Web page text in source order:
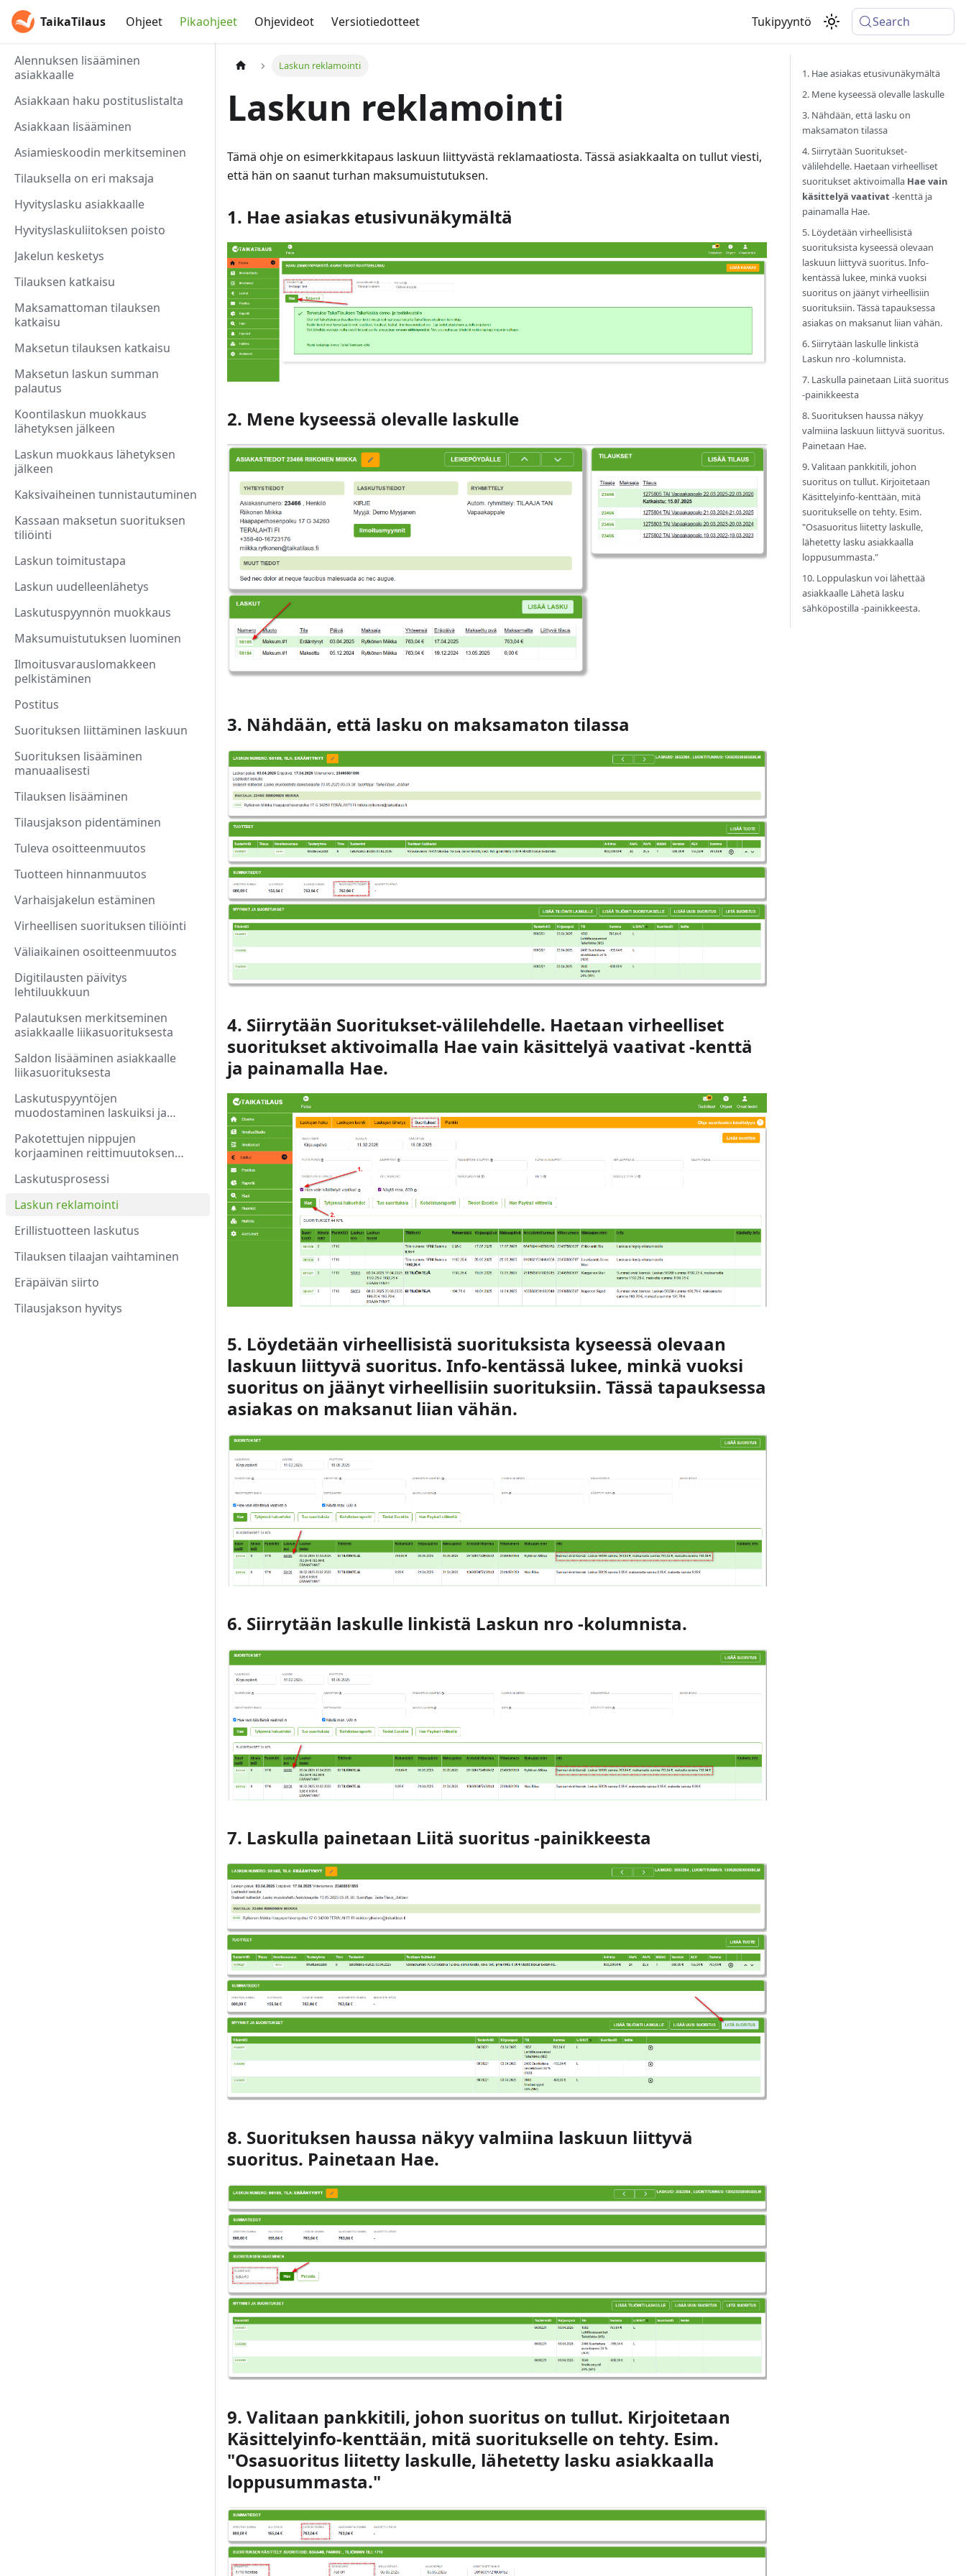
TaikaTilaus Ohjeet Pikaohjeet Ohjevideot Versiotiedotteet Tukipyyntö Search
Alennuksen lisääminen
asiakkaalle
Asiakkaan haku postituslistalta
Asiakkaan lisääminen
Asiamieskoodin merkitseminen
Tilauksella on eri maksaja
Hyvityslasku asiakkaalle
Hyvityslaskuliitoksen poisto
Jakelun kesketys
Tilauksen katkaisu
Maksamattoman tilauksen
katkaisu
Maksetun tilauksen katkaisu
Maksetun laskun summan
palautus
Koontilaskun muokkaus
lähetyksen jälkeen
Laskun muokkaus lähetyksen
jälkeen
Kaksivaiheinen tunnistautuminen
Kassaan maksetun suorituksen
tiliöinti
Laskun toimitustapa
Laskun uudelleenlähetys
Laskutuspyynnön muokkaus
Maksumuistutuksen luominen
Ilmoitusvarauslomakkeen
pelkistäminen
Postitus
Suorituksen liittäminen laskuun
Suorituksen lisääminen
manuaalisesti
Tilauksen lisääminen
Tilausjakson pidentäminen
Tuleva osoitteenmuutos
Tuotteen hinnanmuutos
Varhaisjakelun estäminen
Virheellisen suorituksen tiliöinti
Väliaikainen osoitteenmuutos
Digitilausten päivitys
lehtiluukkuun
Palautuksen merkitseminen
asiakkaalle liikasuorituksesta
Saldon lisääminen asiakkaalle
liikasuorituksesta
Laskutuspyyntöjen
muodostaminen laskuiksi ja
Pakotettujen nippujen
korjaaminen reittimuutoksen
Laskutusprosessi
Laskun reklamointi
Erillistuotteen laskutus
Tilauksen tilaajan vaihtaminen
Eräpäivän siirto
Tilausjakson hyvitys
Laskun reklamointi
Laskun reklamointi
Tämä ohje on esimerkkitapaus laskuun liittyvästä reklamaatiosta. Tässä asiakkaalta on tullut viesti,
että hän on saanut turhan maksumuistutuksen.
1. Hae asiakas etusivunäkymältä
2. Mene kyseessä olevalle laskulle
3. Nähdään, että lasku on maksamaton tilassa
4. Siirrytään Suoritukset-välilehdelle. Haetaan virheelliset
suoritukset aktivoimalla Hae vain käsittelyä vaativat-kenttä
ja painamalla Hae.
5. Löydetään virheellisistä suorituksista kyseessä olevaan
laskuun liittyvä suoritus. Info-kentässä lukee, minkä vuoksi
suoritus on jäänyt virheellisiin suorituksiin. Tässä tapauksessa
asiakas on maksanut liian vähän.
6. Siirrytään laskulle linkistä Laskun nro -kolumnista.
7. Laskulla painetaan Liitä suoritus -painikkeesta
8. Suorituksen haussa näkyy valmiina laskuun liittyvä
suoritus. Painetaan Hae.
9. Valitaan pankkitili, johon suoritus on tullut. Kirjoitetaan
Käsittelyinfo-kenttään, mitä suoritukselle on tehty. Esim.
"Osasuoritus liitetty laskulle, lähetetty lasku asiakkaalla
loppusummasta."
1. Hae asiakas etusivunäkymältä
2. Mene kyseessä olevalle laskulle
3. Nähdään, että lasku on
maksamaton tilassa
4. Siirrytään Suoritukset-
välilehdelle. Haetaan virheelliset
suoritukset aktivoimalla Hae vain
käsittelyä vaativat -kenttä ja
painamalla Hae.
5. Löydetään virheellisistä
suorituksista kyseessä olevaan
laskuun liittyvä suoritus. Info-
kentässä lukee, minkä vuoksi
suoritus on jäänyt virheellisiin
suorituksiin. Tässä tapauksessa
asiakas on maksanut liian vähän.
6. Siirrytään laskulle linkistä
Laskun nro -kolumnista.
7. Laskulla painetaan Liitä suoritus
-painikkeesta
8. Suorituksen haussa näkyy
valmiina laskuun liittyvä suoritus.
Painetaan Hae.
9. Valitaan pankkitili, johon
suoritus on tullut. Kirjoitetaan
Käsittelyinfo-kenttään, mitä
suoritukselle on tehty. Esim.
"Osasuoritus liitetty laskulle,
lähetetty lasku asiakkaalla
loppusummasta."
10. Loppulaskun voi lähettää
asiakkaalle Lähetä lasku
sähköpostilla -painikkeesta.